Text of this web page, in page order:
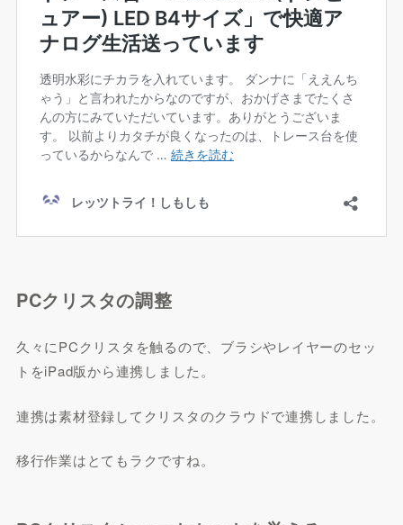
PCクリスタの調整
久々にPCクリスタを触るので、ブラシやレイヤーのセッ
トをiPad版から連携しました。
連携は素材登録してクリスタのクラウドで連携しました。
移行作業はとてもラクですね。